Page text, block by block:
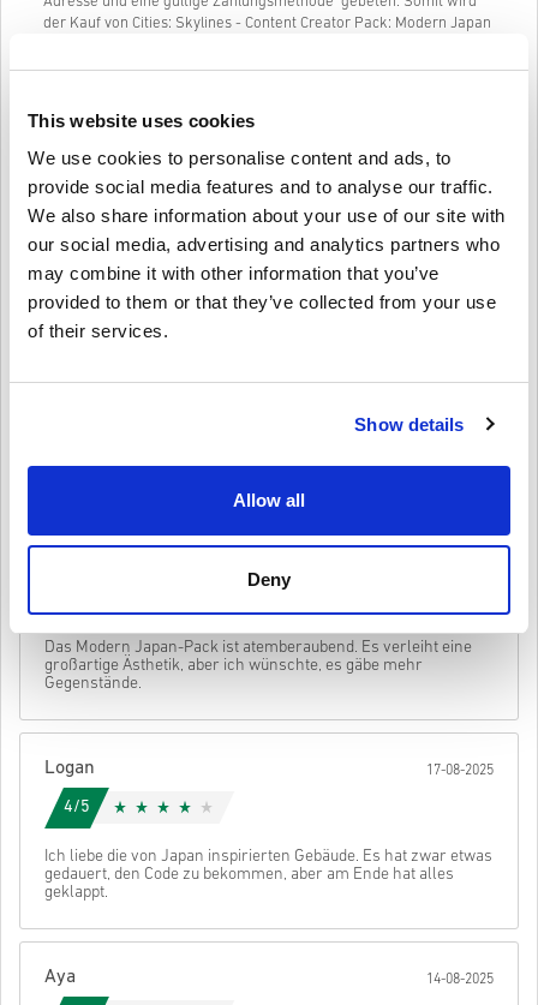
This website uses cookies
We use cookies to personalise content and ads, to
provide social media features and to analyse our traffic.
We also share information about your use of our site with
our social media, advertising and analytics partners who
may combine it with other information that you’ve
provided to them or that they’ve collected from your use
of their services.
Show details
Allow all
Deny
der Kauf von Cities: Skylines - Content Creator Pack: Modern Japan
sein.
einfach:
Schau dir die kurze Anleitung oben an oder folge den Schritten
• Wähle dein Produkt
• Gib deine E-Mail-Adresse ein
• Wähle deine bevorzugte Zahlungsmethode
Danach erhältst du eine E-Mail mit einem sicheren Link zu deinem
Code.
Disclaimer
VorbestellungProdukte werden spätestens am
angegebenen Erscheinungstag des Spieles zugesendet.
Produkte die auf Lager sind werden dir umgehend, nach
einem kleinen Sicherheitscheck zugesendet.
Gekauft wird lediglich ein Digitales Produkt.
Diese downloadbaren Codes wurden vom Spieleentwickler
Originalprodukte.
Downloadbarer Inhalt oder DLC Produkte – Du musst das
Für einige Produkte erhalten Sie möglicherweise mehr als
einen Code.
Schreibe eine Bewertung
10
Stornieren Abschicken
Das Modern Japan-Pack ist atemberaubend. Es verleiht eine
großartige Ästhetik, aber ich wünschte, es gäbe mehr
Gegenstände.
Logan 17-08-2025
4/5
Ich liebe die von Japan inspirierten Gebäude. Es hat zwar etwas
gedauert, den Code zu bekommen, aber am Ende hat alles
geklappt.
Aya 14-08-2025